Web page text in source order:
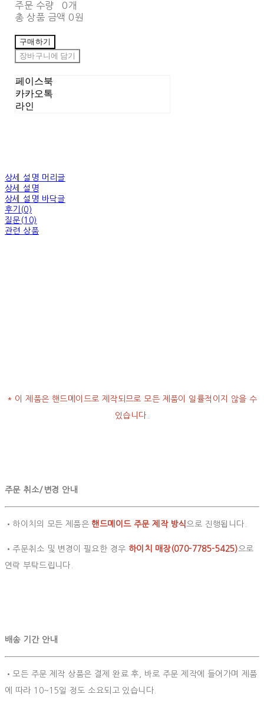
주문 수량
0개
총 상품 금액 0원
구매하기
장바구니에 담기
페이스북
카카오톡
라인
상세 설명 머리글
상세 설명
상세 설명 바닥글
후기(0)
질문(10)
관련 상품
* 이 제품은 핸드메이드로 제작되므로 모든 제품이 일률적이지 않을 수
있습니다.
주문 취소/변경 안내
•하이치의 모든 제품은 핸드메이드 주문 제작 방식으로 진행됩니다.
•주문취소 및 변경이 필요한 경우 하이치 매장(070-7785-5425)으로
연락 부탁드립니다.
배송 기간 안내
•모든 주문 제작 상품은 결제 완료 후, 바로 주문 제작에 들어가며 제품
에 따라 10~15일 정도 소요되고 있습니다.